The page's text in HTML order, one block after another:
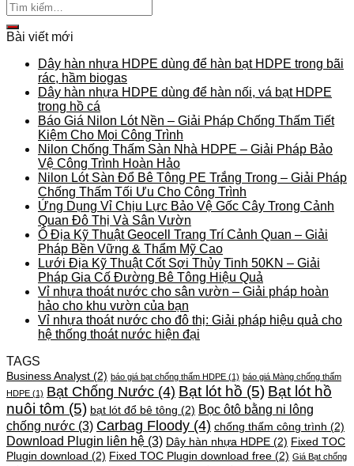
Bài viết mới
Dây hàn nhựa HDPE dùng để hàn bạt HDPE trong bãi
rác, hầm biogas
Dây hàn nhựa HDPE dùng để hàn nối, vá bạt HDPE
trong hồ cá
Báo Giá Nilon Lót Nền – Giải Pháp Chống Thấm Tiết
Kiệm Cho Mọi Công Trình
Nilon Chống Thấm Sàn Nhà HDPE – Giải Pháp Bảo
Vệ Công Trình Hoàn Hảo
Nilon Lót Sàn Đổ Bê Tông PE Trắng Trong – Giải Pháp
Chống Thấm Tối Ưu Cho Công Trình
Ứng Dụng Vỉ Chịu Lực Bảo Vệ Gốc Cây Trong Cảnh
Quan Đô Thị Và Sân Vườn
Ô Địa Kỹ Thuật Geocell Trang Trí Cảnh Quan – Giải
Pháp Bền Vững & Thẩm Mỹ Cao
Lưới Địa Kỹ Thuật Cốt Sợi Thủy Tinh 50KN – Giải
Pháp Gia Cố Đường Bê Tông Hiệu Quả
Vỉ nhựa thoát nước cho sân vườn – Giải pháp hoàn
hảo cho khu vườn của bạn
Vỉ nhựa thoát nước cho đô thị: Giải pháp hiệu quả cho
hệ thống thoát nước hiện đại
TAGS
Business Analyst (2) báo giá bạt chống thấm HDPE (1) báo giá Màng chống thấm
HDPE (1) Bạt Chống Nước (4) Bạt lót hồ (5) Bạt lót hồ
nuôi tôm (5) bạt lót đổ bê tông (2) Bọc ôtô bằng ni lông
chống nước (3) Carbag Floody (4) chống thấm công trình (2)
Download Plugin liên hệ (3) Dây hàn nhựa HDPE (2) Fixed TOC
Plugin download (2) Fixed TOC Plugin download free (2) Giá Bạt chống